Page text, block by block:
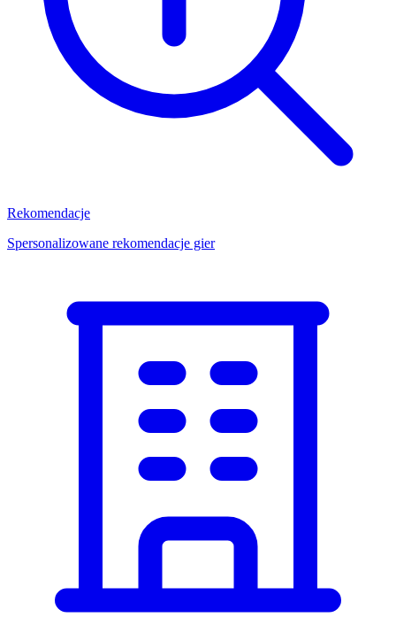
Rekomendacje
Spersonalizowane rekomendacje gier